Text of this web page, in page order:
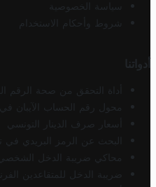
سياسة الخصوصية
شروط وأحكام الاستخدام
أدواتنا
أداة التحقق من صحة الرقم
محول رقم الحساب الآيبان
أسعار صرف الدينار التونسي
البحث عن الرمز البريدي في
محاكي ضريبة الدخل الشخصي
ضريبة الدخل للمتقاعدين